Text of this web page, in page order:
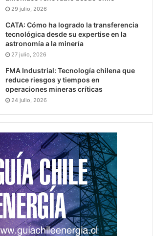
29 julio, 2026
CATA: Cómo ha logrado la transferencia
tecnológica desde su expertise en la
astronomía a la minería
27 julio, 2026
FMA Industrial: Tecnología chilena que
reduce riesgos y tiempos en
operaciones mineras críticas
24 julio, 2026